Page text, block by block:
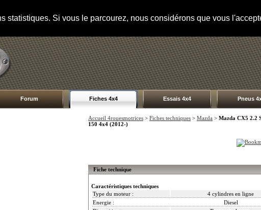
statistiques. Si vous le parcourez, nous considérons que vous
Forum Fiches 4x4 Essais 4x4 Pneus
Accueil 4rouesmotrices > Fiches techniques > Mazda > Mazda CX5 2.2
150 4x4 (2012-)
Fiche technique
Caractéristiques techniques
Type du moteur :
4 cylindres en ligne
Energie :
Diesel